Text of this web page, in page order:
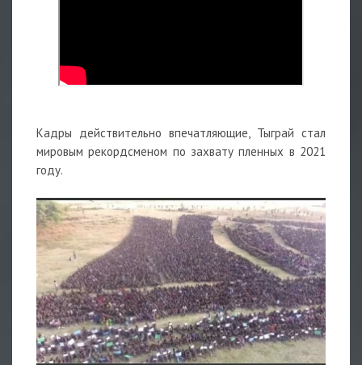
Кадры действительно впечатляющие, Тыграй стал
мировым рекордсменом по захвату пленных в 2021
году.